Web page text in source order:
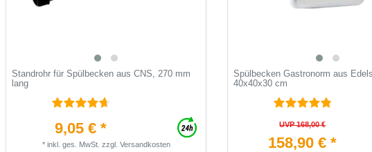
Standrohr für Spülbecken aus CNS, 270 mm
lang
9,05 € *
* inkl. ges. MwSt. zzgl. Versandkosten
Spülbecken Gastronorm aus
40x40x30 cm
UVP 168,00 €
158,90 € *